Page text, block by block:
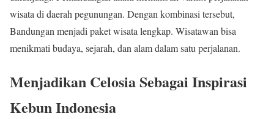
wisata di daerah pegunungan. Dengan kombinasi tersebut,
Bandungan menjadi paket wisata lengkap. Wisatawan bisa
menikmati budaya, sejarah, dan alam dalam satu perjalanan.
Menjadikan Celosia Sebagai Inspirasi
Kebun Indonesia